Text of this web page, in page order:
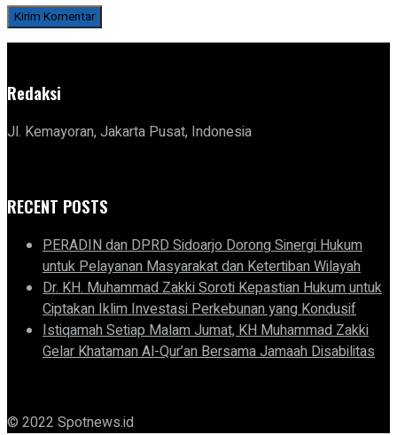
Redaksi
Jl. Kemayoran, Jakarta Pusat, Indonesia
RECENT POSTS
PERADIN dan DPRD Sidoarjo Dorong Sinergi Hukum
untuk Pelayanan Masyarakat dan Ketertiban Wilayah
Dr. KH. Muhammad Zakki Soroti Kepastian Hukum untuk
Ciptakan Iklim Investasi Perkebunan yang Kondusif
Istiqamah Setiap Malam Jumat, KH Muhammad Zakki
Gelar Khataman Al-Qur’an Bersama Jamaah Disabilitas
© 2022 Spotnews.id